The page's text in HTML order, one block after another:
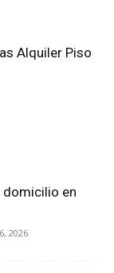
Alquiler Piso
domicilio en
2026